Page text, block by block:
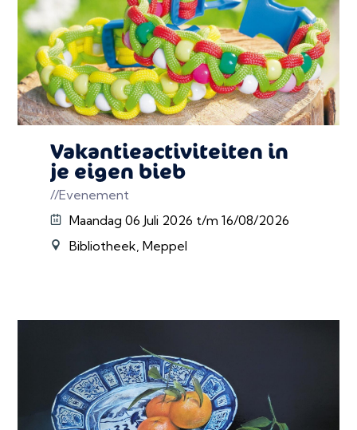
Vakantieactiviteiten in
je eigen bieb
//Evenement
Maandag 06 Juli 2026 t/m 16/08/2026
Bibliotheek, Meppel